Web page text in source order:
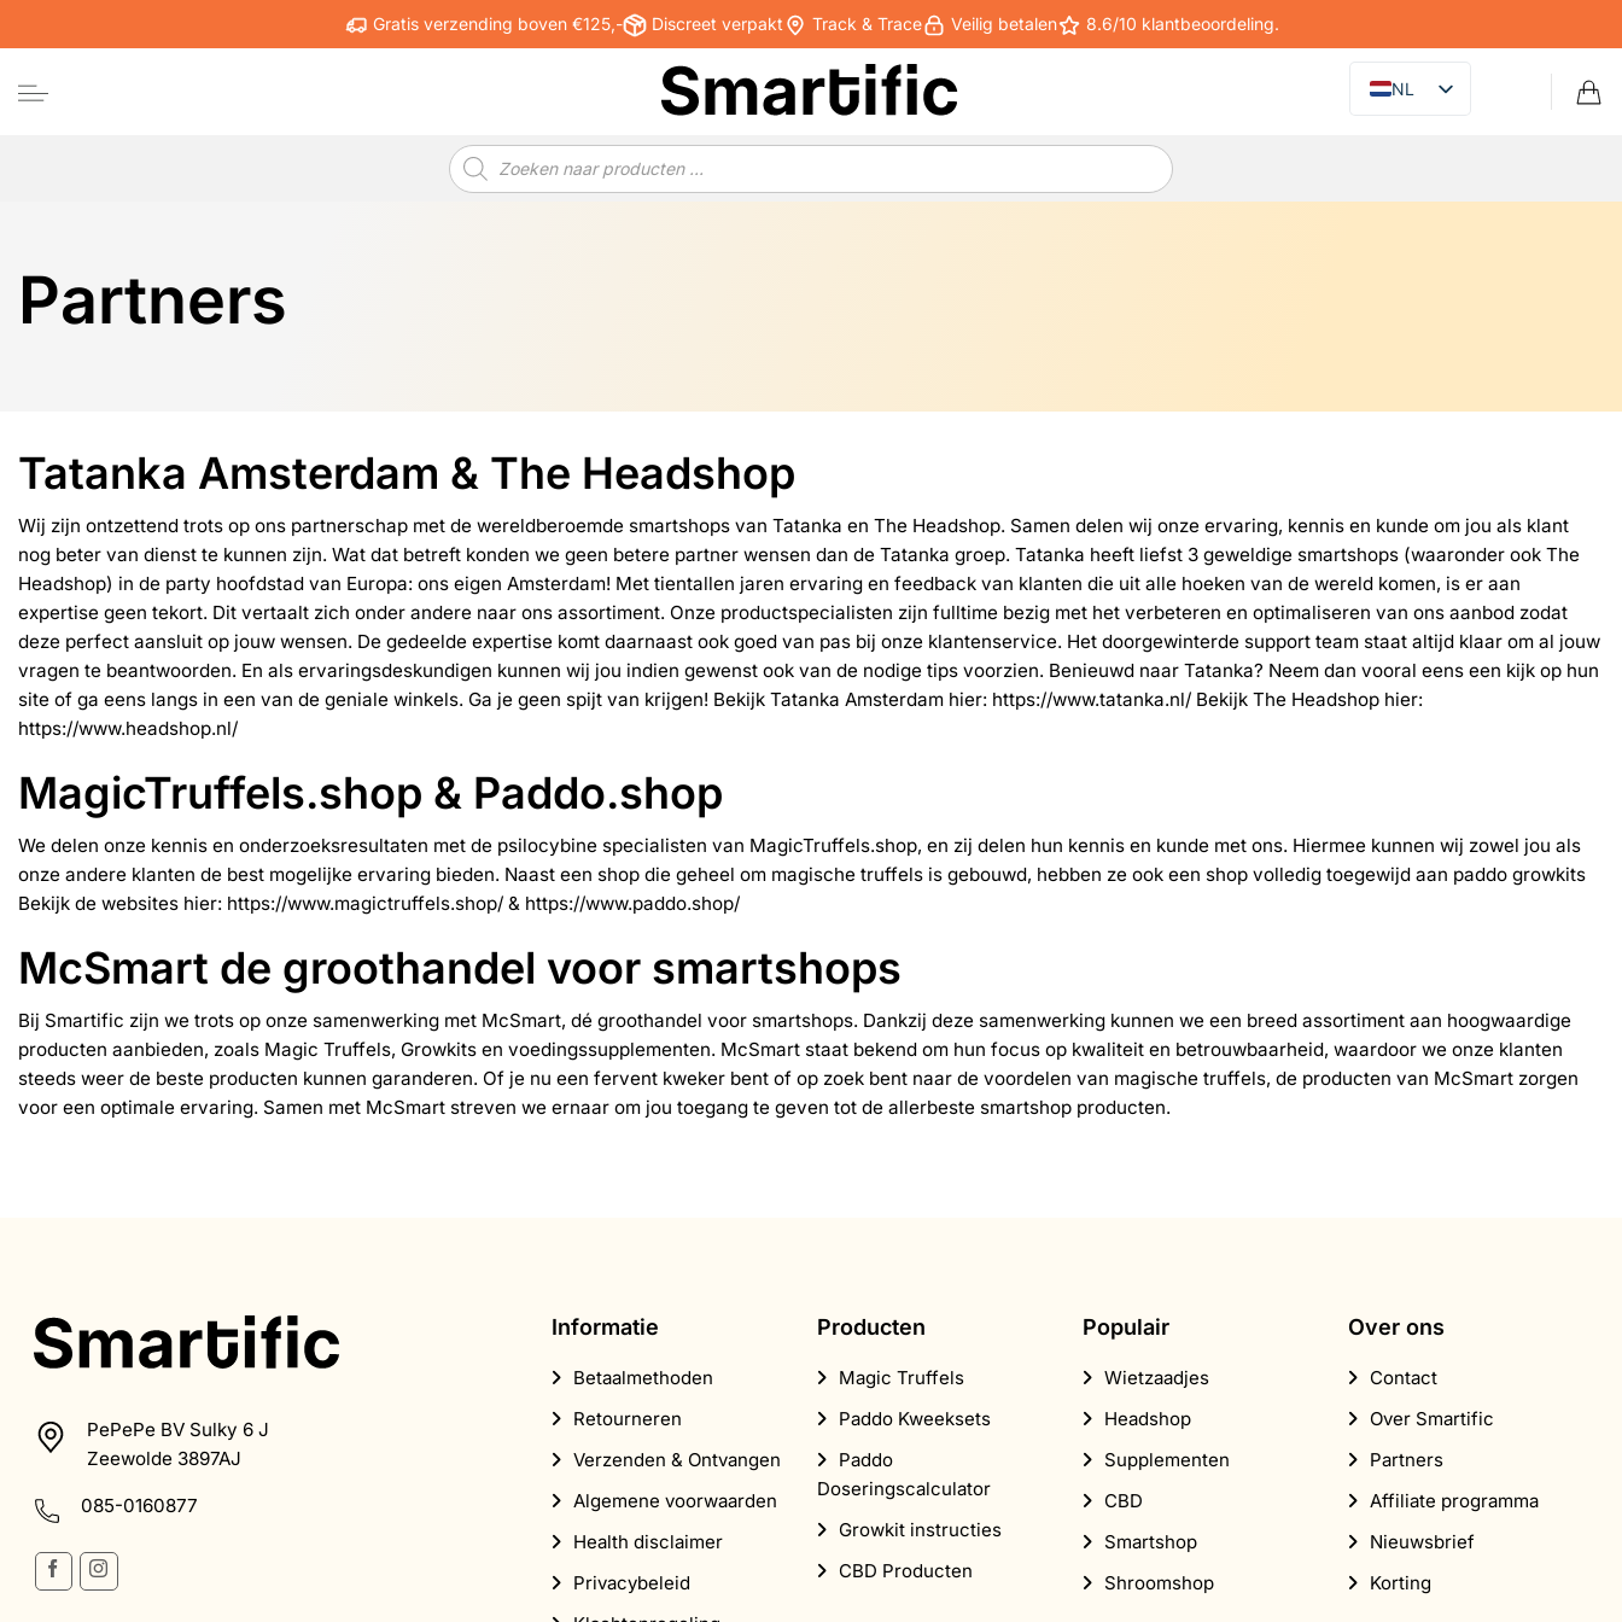
Gratis verzending boven €125,- Discreet verpakt Track & Trace Veilig betalen 8.6/10 klantbeoordeling.
NL
Producten
zoeken
Partners
Tatanka Amsterdam & The Headshop
Wij zijn ontzettend trots op ons partnerschap met de wereldberoemde smartshops van Tatanka en The Headshop. Samen delen wij onze ervaring, kennis en kunde om jou als klant
nog beter van dienst te kunnen zijn. Wat dat betreft konden we geen betere partner wensen dan de Tatanka groep. Tatanka heeft liefst 3 geweldige smartshops (waaronder ook The
Headshop) in de party hoofdstad van Europa: ons eigen Amsterdam! Met tientallen jaren ervaring en feedback van klanten die uit alle hoeken van de wereld komen, is er aan
expertise geen tekort. Dit vertaalt zich onder andere naar ons assortiment. Onze productspecialisten zijn fulltime bezig met het verbeteren en optimaliseren van ons aanbod zodat
deze perfect aansluit op jouw wensen. De gedeelde expertise komt daarnaast ook goed van pas bij onze klantenservice. Het doorgewinterde support team staat altijd klaar om al jouw
vragen te beantwoorden. En als ervaringsdeskundigen kunnen wij jou indien gewenst ook van de nodige tips voorzien. Benieuwd naar Tatanka? Neem dan vooral eens een kijk op hun
site of ga eens langs in een van de geniale winkels. Ga je geen spijt van krijgen! Bekijk Tatanka Amsterdam hier: https://www.tatanka.nl/ Bekijk The Headshop hier:
https://www.headshop.nl/
MagicTruffels.shop & Paddo.shop
We delen onze kennis en onderzoeksresultaten met de psilocybine specialisten van MagicTruffels.shop, en zij delen hun kennis en kunde met ons. Hiermee kunnen wij zowel jou als
onze andere klanten de best mogelijke ervaring bieden. Naast een shop die geheel om magische truffels is gebouwd, hebben ze ook een shop volledig toegewijd aan paddo growkits
Bekijk de websites hier: https://www.magictruffels.shop/ & https://www.paddo.shop/
McSmart de groothandel voor smartshops
Bij Smartific zijn we trots op onze samenwerking met McSmart, dé groothandel voor smartshops. Dankzij deze samenwerking kunnen we een breed assortiment aan hoogwaardige
producten aanbieden, zoals Magic Truffels, Growkits en voedingssupplementen. McSmart staat bekend om hun focus op kwaliteit en betrouwbaarheid, waardoor we onze klanten
steeds weer de beste producten kunnen garanderen. Of je nu een fervent kweker bent of op zoek bent naar de voordelen van magische truffels, de producten van McSmart zorgen
voor een optimale ervaring. Samen met McSmart streven we ernaar om jou toegang te geven tot de allerbeste smartshop producten.
PePePe BV Sulky 6 J
Zeewolde 3897AJ
085-0160877
Informatie
Betaalmethoden
Retourneren
Verzenden & Ontvangen
Algemene voorwaarden
Health disclaimer
Privacybeleid
Producten
Magic Truffels
Paddo Kweeksets
Paddo
Doseringscalculator
Growkit instructies
CBD Producten
Populair
Wietzaadjes
Headshop
Supplementen
CBD
Smartshop
Shroomshop
Over ons
Contact
Over Smartific
Partners
Affiliate programma
Nieuwsbrief
Korting